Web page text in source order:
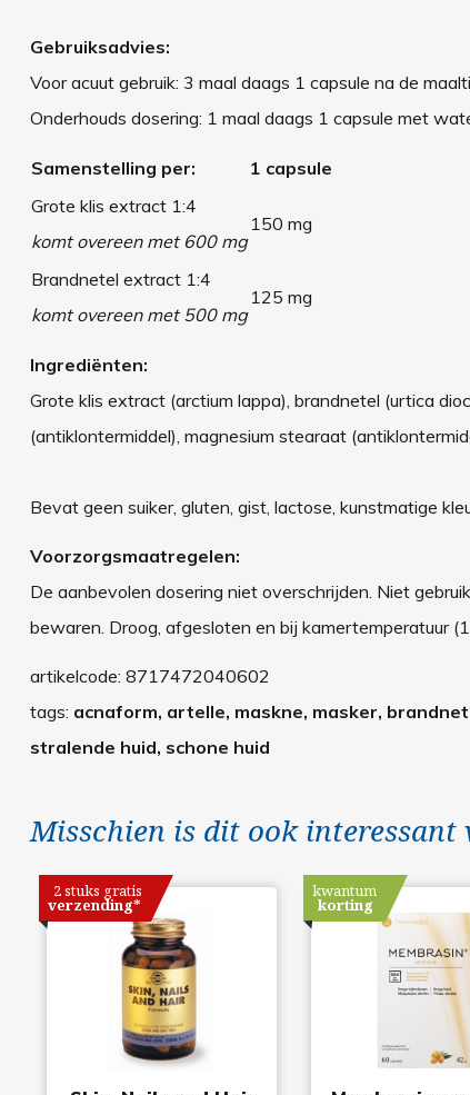
Gebruiksadvies:
Voor acuut gebruik: 3 maal daags 1 capsule na de
Onderhouds dosering: 1 maal daags 1 capsule met
Samenstelling per:
1 capsule
Grote klis extract 1:4
komt overeen met 600 mg
150 mg
Brandnetel extract 1:4
komt overeen met 500 mg
125 mg
Ingrediënten:
Grote klis extract (arctium lappa), brandnetel (urtica
(antiklontermiddel), magnesium stearaat
Bevat geen suiker, gluten, gist, lactose, kunstmatige
Voorzorgsmaatregelen:
De aanbevolen dosering niet overschrijden. Niet
bewaren. Droog, afgesloten en bij kamertemperatuur
artikelcode: 8717472040602
tags: acnaform, artelle, maskne, masker,
stralende huid, schone huid
Misschien is dit ook interessant
2 stuks gratis
verzending*
kwantum
korting